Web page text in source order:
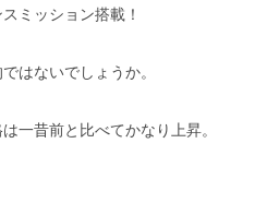
ミッション搭載！
はないでしょうか。
一昔前と比べてかなり上昇。